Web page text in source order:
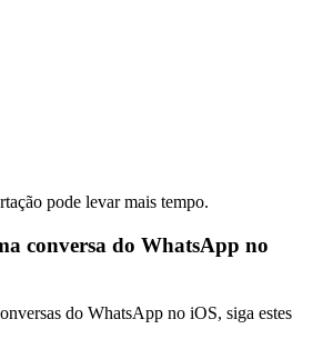
pode levar mais tempo.
conversa do WhatsApp no
do WhatsApp no iOS, siga estes